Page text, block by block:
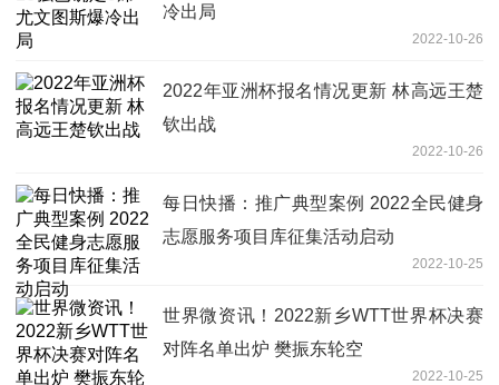
冷出局
2022-10-26
2022年亚洲杯报名情况更新 林高远王楚
钦出战
2022-10-26
每日快播：推广典型案例 2022全民健身
志愿服务项目库征集活动启动
2022-10-25
世界微资讯！2022新乡WTT世界杯决赛
对阵名单出炉 樊振东轮空
2022-10-25